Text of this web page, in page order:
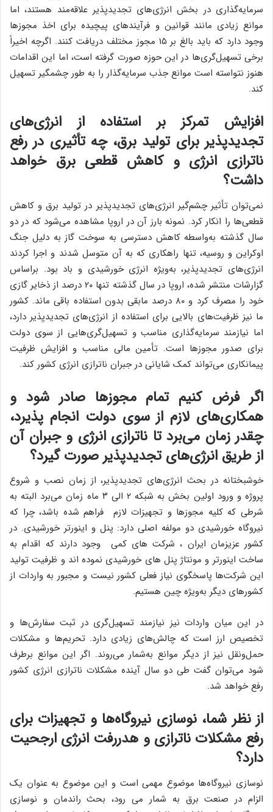
سرمایه‌گذاری در بخش انرژی‌های تجدیدپذیر علاقه‌مند هستند، اما
موانع زیادی مانند قوانین و فرآیندهای پیچیده برای اخذ مجوزها
وجود دارد که باید بالغ بر ۱۵ مجوز مختلف دریافت کنند. اگرچه اخیراً
برخی تسهیل‌گری‌ها در این حوزه صورت گرفته است، اما این اقدامات
هنوز نتواسته است موانع جذب سرمایه‌گذار را به طور چشمگیر تسهیل
کند.
افزایش تمرکز بر استفاده از انرژی‌های
تجدیدپذیر برای تولید برق، چه تأثیری در رفع
ناترازی انرژی و کاهش قطعی برق خواهد
داشت؟
نمی‌توان تأثیر چشم‌گیر انرژی‌های تجدیدپذیر در تولید برق و کاهش
قطعی‌ها را انکار کرد. نمونه بارز آن در اروپا مشاهده می‌شود که در دو
سال گذشته به‌واسطه کاهش دسترسی به سوخت گاز به دلیل جنگ
اوکراین و روسیه، تنها راهکاری که به آن متوسل شدند و اجرا کردند
انرژی‌های تجدیدپذیر، به‌ویژه انرژی خورشیدی و باد بود. براساس
گزارشات منتشر شده، اروپا در سال گذشته تنها ۲۰ درصد از ذخایر گازی
خود را مصرف کرد و ۸۰ درصد مابقی بدون استفاده باقی ماند. کشور
ما نیز ظرفیت‌های بالایی برای استفاده از انرژی‌های تجدیدپذیر دارد،
اما نیازمند سرمایه‌گذاری مناسب و تسهیل‌گری‌هایی از سوی دولت
برای صدور مجوزها است. تأمین مالی مناسب و افزایش ظرفیت
پیمانکاری می‌تواند کمک شایانی در جبران ناترازی انرژی کشور کند.
اگر فرض کنیم تمام مجوزها صادر شود و
همکاری‌های لازم از سوی دولت انجام پذیرد،
چقدر زمان می‌برد تا ناترازی انرژی و جبران آن
از طریق انرژی‌های تجدیدپذیر صورت گیرد؟
خوشبختانه در بحث انرژی‌های تجدیدپذیر، از زمان نصب و شروع
پروژه و ورود اولین بخش به شبکه ۲ الی ۳ ماه زمان می‌برد البته به
شرطی که کلیه مجوزها و تجهیزات لازم فراهم شده باشد، چرا که
نیروگاه خورشیدی دو مولفه اصلی دارد: پنل و اینورتر خورشیدی. در
کشور عزیزمان ایران ، شرکت های کمی وجود دارند که اقدام به
ساخت اینورتر و مونتاژ پنل های خورشیدی نموده اند و ظرفیت تولید
این شرکت‌ها پاسخگوی نیاز فعلی کشور نیست و مجبور به واردات از
کشورهای دیگر به‌ویژه چین هستیم.
در این میان واردات نیز نیازمند تسهیل‌گری در ثبت سفارش‌ها و
تخصیص ارز است که چالش‌های زیادی دارد. تحریم‌ها و مشکلات
حمل‌ونقل نیز از دیگر موانع به‌شمار می‌روند. اگر این موانع برطرف
شود می‌توان گفت طی دو سال آینده مشکلات ناترازی انرژی کشور
رفع خواهد شد.
از نظر شما، نوسازی نیروگاه‌ها و تجهیزات برای
رفع مشکلات ناترازی و هدررفت انرژی ارجحیت
دارد؟
نوسازی نیروگاه‌ها موضوع مهمی است و این موضوع به عنوان یک
الزام در صنعت برق به شمار می رود، بحث راندمان و نوسازی